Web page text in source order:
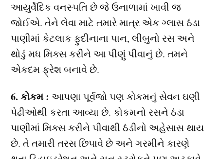
આયુર્વેદિક વનસ્પતિ છે જે ઉનાળામાં ખાવી જ
જોઈએ. તેને લેવા માટે તમારે માત્ર એક ગ્લાસ ઠંડા
પાણીમાં કેટલાક ફુદીનાના પાન, લીંબુનો રસ અને
થોડું મધ મિક્સ કરીને આ પીણું પીવાનું છે. તમને
એકદમ ફ્રેશ બનાવે છે.
6. કોકમ : આપણા પૂર્વજો પણ કોકમનું સેવન ઘણી
પેઢીઓથી કરતા આવ્યા છે. કોકમનો રસને ઠંડા
પાણીમાં મિક્સ કરીને પીવાથી ઠંડીનો અહેસાસ થાય
છે. તે તમારી તરસ છિપાવે છે અને ગરમીને કારણે